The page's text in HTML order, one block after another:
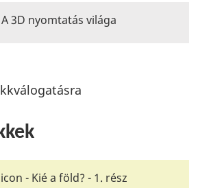
3D nyomtatás világa
- Kié a föld? - 1. rész